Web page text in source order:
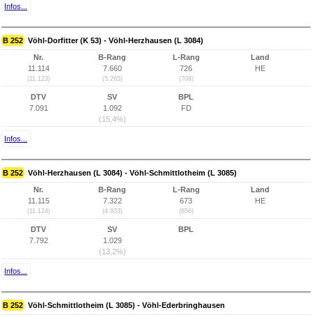
Infos...
B 252 Vöhl-Dorfitter (K 53) - Vöhl-Herzhausen (L 3084)
Nr.
11.114
(11.123)
B-Rang
7.660
(5.265)
L-Rang
726
(708)
Land
HE
DTV
7.091
SV
1.092
(15,4%)
BPL
FD
Infos...
B 252 Vöhl-Herzhausen (L 3084) - Vöhl-Schmittlotheim (L 3085)
Nr.
11.115
(11.124)
B-Rang
7.322
(4.933)
L-Rang
673
(656)
Land
HE
DTV
7.792
SV
1.029
(13,2%)
BPL
Infos...
B 252 Vöhl-Schmittlotheim (L 3085) - Vöhl-Ederbringhausen